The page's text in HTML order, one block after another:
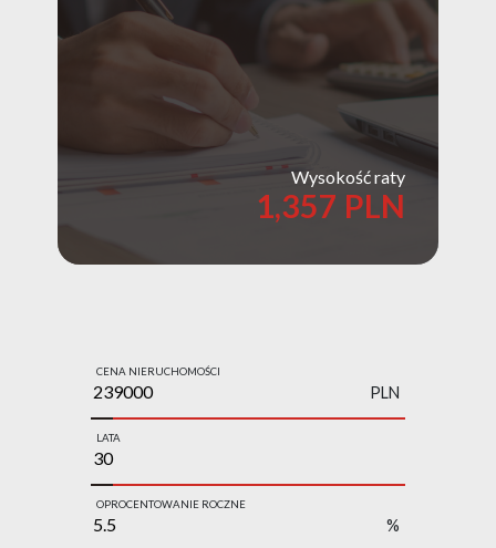
Wysokość raty
1,357 PLN
CENA NIERUCHOMOŚCI
PLN
LATA
OPROCENTOWANIE ROCZNE
%